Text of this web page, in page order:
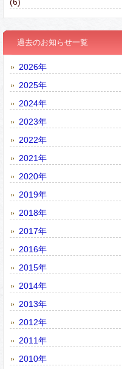
過去のお知らせ一覧
2026年
2025年
2024年
2023年
2022年
2021年
2020年
2019年
2018年
2017年
2016年
2015年
2014年
2013年
2012年
2011年
2010年